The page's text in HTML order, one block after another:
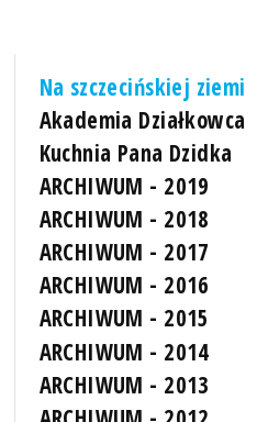
Na szczecińskiej ziemi
Akademia Działkowca
Kuchnia Pana Dzidka
ARCHIWUM - 2019
ARCHIWUM - 2018
ARCHIWUM - 2017
ARCHIWUM - 2016
ARCHIWUM - 2015
ARCHIWUM - 2014
ARCHIWUM - 2013